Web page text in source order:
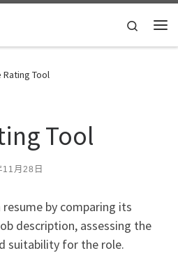
Search
Rating Tool
Tool
月28日
by comparing its
description, assessing the
suitability for the role.